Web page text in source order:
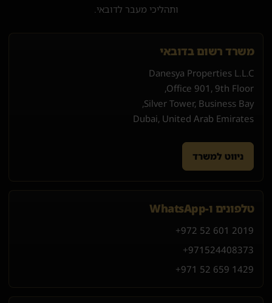
ותהליכי מעבר לדובאי.
משרד רשום בדובאי
Danesya Properties L.L.C
Office 901, 9th Floor,
Silver Tower, Business Bay,
Dubai, United Arab Emirates
ניווט למשרד
טלפונים ו-WhatsApp
+972 52 601 2019
+971 524408373
+971 52 659 1429